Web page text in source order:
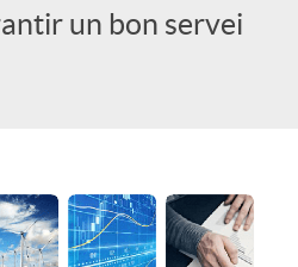
un bon servei